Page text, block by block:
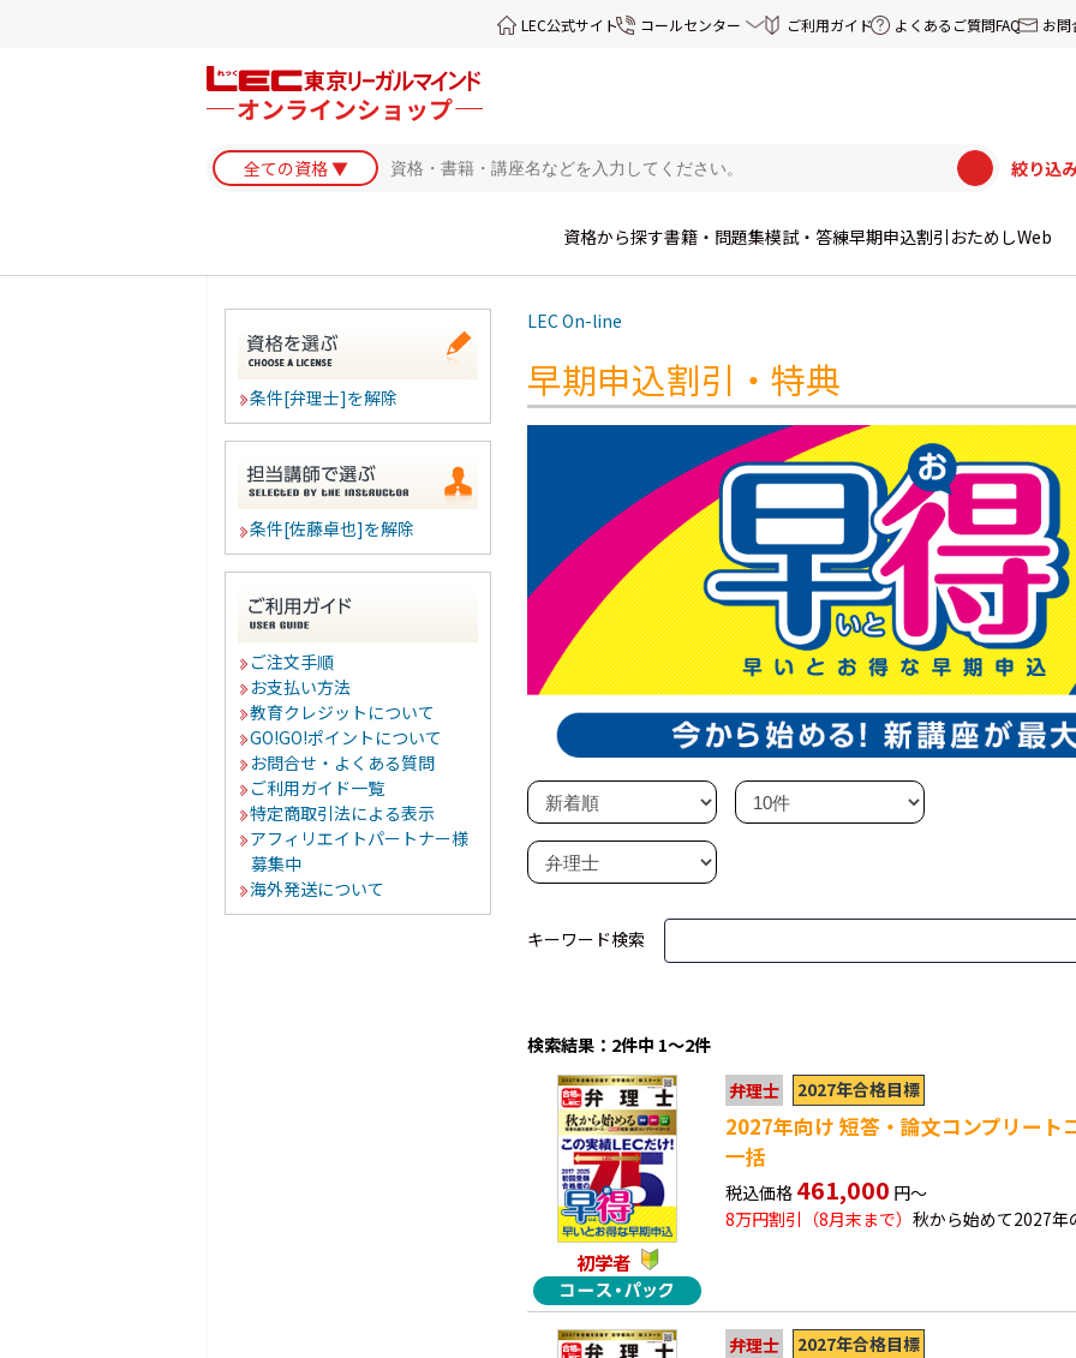
LEC公式サイト コールセンター ご利用ガイド よくあるご質問FAQ お問
絞り込
資格から探す書籍・問題集模試・答練早期申込割引 おためしWeb
条件[弁理士]を解除
条件[佐藤卓也]を解除
ご注文手順
お支払い方法
教育クレジットについて
GO!GO!ポイントについて
お問合せ・よくある質問
ご利用ガイド一覧
特定商取引法による表示
アフィリエイトパートナー様
募集中
海外発送について
LEC On-line
早期申込割引・特典
キーワード検索
検索結果：2件中 1～2件
初学者
弁理士 2027年合格目標
2027年向け 短答・論文コンプリー
一括
税込価格 461,000 円～
8万円割引（8月末まで）秋から始めて2027年
弁理士 2027年合格目標